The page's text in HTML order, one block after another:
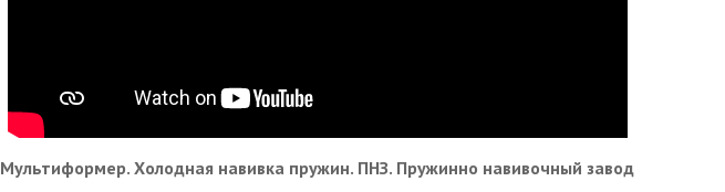
Мультиформер. Холодная навивка пружин. ПНЗ. Пружинно навивочный завод